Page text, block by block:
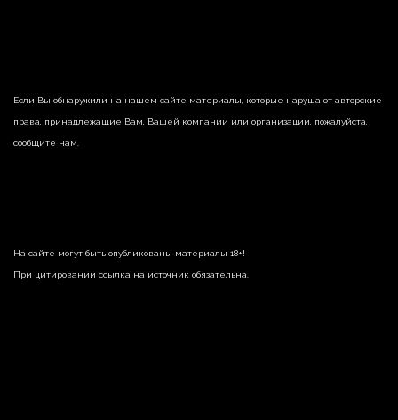
Если Вы обнаружили на нашем сайте материалы, которые нарушают авторские
права, принадлежащие Вам, Вашей компании или организации, пожалуйста,
сообщите нам.
На сайте могут быть опубликованы материалы 18+!
При цитировании ссылка на источник обязательна.